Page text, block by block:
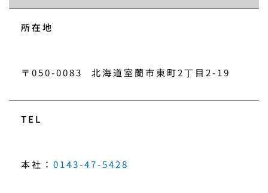
所在地
〒050-0083 北海道室蘭市東町2丁目2-19
TEL
本社： 0143-47-5428